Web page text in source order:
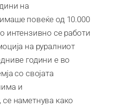
на
повеќе од 10.000
интензивно се работи
на руралниот
години е во
со својата
и
наметнува како